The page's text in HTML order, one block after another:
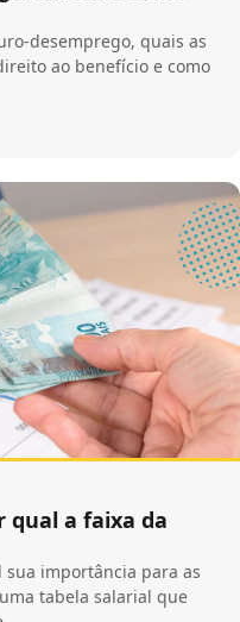
desemprego, quais as
ao benefício e como
qual a faixa da
sua importância para as
tabela salarial que